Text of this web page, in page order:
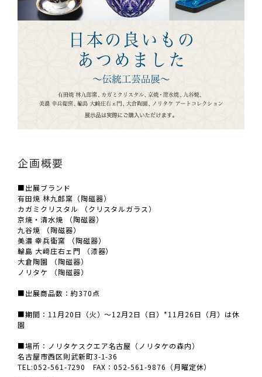
企画概要
■出展ブランド
有田焼 林九郎窯（陶磁器）
カガミクリスタル （クリスタルガラス）
京焼・清水焼 （陶磁器）
九谷焼 （陶磁器）
美濃 幸兵衛窯 （陶磁器）
輪島 大﨑庄右ェ門 （漆器）
大倉陶園 （陶磁器）
ノリタケ （陶磁器）
■出展商品数：約370点
■期間：11月20日（火）～12月2日（日）*11月26日（月）は休
園
■場所：ノリタケスクエア名古屋（ノリタケの森内）
名古屋市西区則武新町3-1-36
TEL:052-561-7290 FAX：052-561-9876（月曜定休）